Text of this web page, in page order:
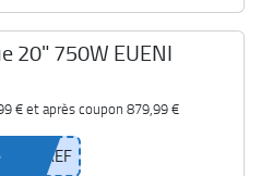
20" 750W EUENI
€et après coupon 879,99 €